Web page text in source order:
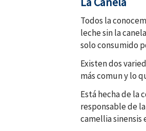
Todos la
leche sin la
solo consumido
Existen dos
más comun y lo
Está hecha de la
responsable de
camellia sinensis